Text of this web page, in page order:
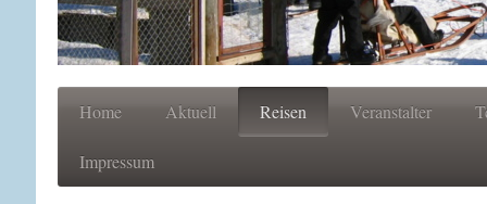
Home Aktuell Reisen Veranstalter
Impressum